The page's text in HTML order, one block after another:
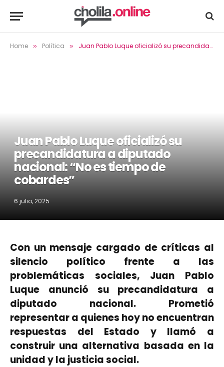
Home » Política » Juan Pablo Luque oficializó su precandidatura a diputado nacional: “No es tiempo de cobardes”
Juan Pablo Luque oficializó su
precandidatura a diputado
nacional: “No es tiempo de
cobardes”
6 julio, 2025
Con un mensaje cargado de críticas al
silencio político frente a las
problemáticas sociales, Juan Pablo
Luque anunció su precandidatura a
diputado nacional. Prometió
representar a quienes hoy no encuentran
respuestas del Estado y llamó a
construir una alternativa basada en la
unidad y la justicia social.